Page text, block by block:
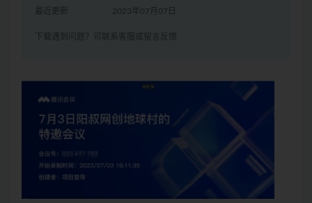
最近更新 2023年07月07日
下载遇到问题？可联系客服或留言反馈